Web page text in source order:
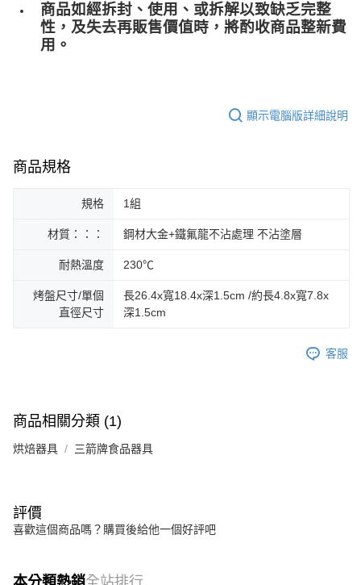
商品如經拆封、使用、或拆解以致缺乏完整
性，及失去再販售價值時，將酌收商品整﻿新費
用。
顯示電腦版詳細說明
商品規格
規格 1組
材質：：： 鋼材大金+鐵氟龍不沾處理 不沾塗層
耐熱溫度 230℃
烤盤尺寸/單個
直徑尺寸
長26.4x寬18.4x深1.5cm /約長4.8x寬7.8x
深1.5cm
客服
商品相關分類 (1)
烘焙器具 三箭牌食品器具
評價
喜歡這個商品嗎？購買後給他一個好評吧
本分類熱銷全站排行